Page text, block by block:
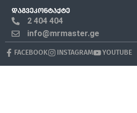
ᲓᲐᲒᲕᲔᲙᲝᲜᲢᲐᲥᲢᲔ
2 404 404
info@mrmaster.ge
FACEBOOK INSTAGRAM YOUTUBE